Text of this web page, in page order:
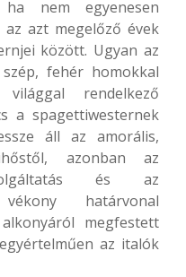
nem egyenesen
azt megelőző évek
között. Ugyan az
fehér homokkal
rendelkező
a spagettiwesternek
áll az amorális,
azonban az
és az
határvonal
megfestett
az italók